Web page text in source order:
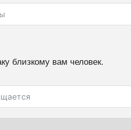
близкому вам человек.